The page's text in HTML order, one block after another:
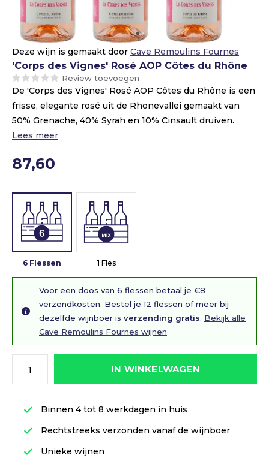
Deze wijn is gemaakt door Cave Remoulins Fournes
'Corps des Vignes' Rosé AOP Côtes du Rhône
Review toevoegen
De 'Corps des Vignes' Rosé AOP Côtes du Rhône is een
frisse, elegante rosé uit de Rhonevallei gemaakt van
50% Grenache, 40% Syrah en 10% Cinsault druiven.
Lees meer
87,60
6 Flessen 1 Fles
Voor een doos van 6 flessen betaal je €8
verzendkosten. Bestel je 12 flessen of meer bij
dezelfde wijnboer is verzending gratis. Bekijk alle
Cave Remoulins Fournes wijnen
IN WINKELWAGEN
Binnen 4 tot 8 werkdagen in huis
Rechtstreeks verzonden vanaf de wijnboer
Unieke wijnen